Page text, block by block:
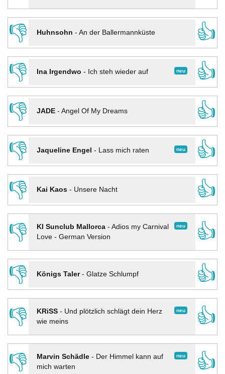
👎
Huhnsohn - An der Ballermannküste
👍
👎
neu
Ina Irgendwo - Ich steh wieder auf
👍
👎
JADE- Angel Of My Dreams
👍
👎
neu
Jaqueline Engel - Lass mich raten
👍
👎
Kai Kaos- Unsere Nacht
👍
👎
neu
KI Sunclub Mallorca- Adios my Carnival
Love - German Version
👍
👎
Königs Taler- Glatze Schlumpf
👍
👎
neu
KRiSS- Und plötzlich schlägt dein Herz
wie meins
👍
👎 neu
Marvin Schädle- Der Himmel kann auf
mich warten
👍